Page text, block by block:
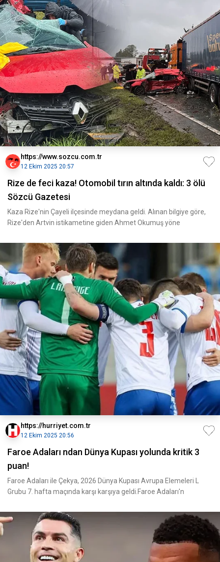
https://www.sozcu.com.tr
12 Ekim 2025 20:57
Rize de feci kaza! Otomobil tırın altında kaldı: 3 ölü
Sözcü Gazetesi
Kaza Rize'nin Çayeli ilçesinde meydana geldi. Alınan bilgiye göre,
Rize'den Artvin istikametine giden Ahmet Okumuş yöne
https://hurriyet.com.tr
12 Ekim 2025 20:56
Faroe Adaları ndan Dünya Kupası yolunda kritik 3
puan!
Faroe Adaları ile Çekya, 2026 Dünya Kupası Avrupa Elemeleri L
Grubu 7. hafta maçında karşı karşıya geldi.Faroe Adaları'n